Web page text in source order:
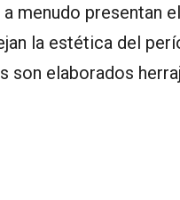
menudo presentan
la estética del
son elaborados